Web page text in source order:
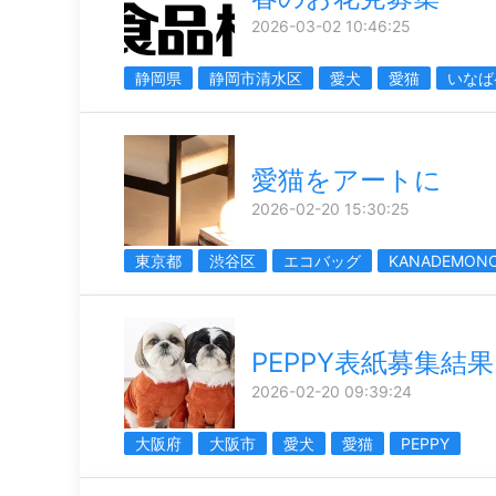
2026-03-02 10:46:25
静岡県 静岡市清水区 愛犬 愛猫 いな
愛猫をアートに
2026-02-20 15:30:25
東京都 渋谷区 エコバッグ
PEPPY表紙募集結果
2026-02-20 09:39:24
大阪府 大阪市 愛犬 愛猫 PEPPY